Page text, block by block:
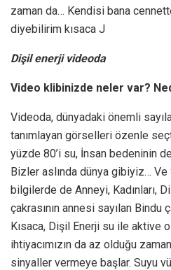
zaman da… Kendisi bana
diyebilirim kısaca J
Dişil enerji videoda
Video klibinizde neler var?
Videoda, dünyadaki önemli
tanımlayan görselleri özenle
yüzde 80’i su, İnsan bedeninin
Bizler aslında dünya gibiyiz…
bilgilerde de Anneyi, Kadınları,
çakrasının annesi sayılan Bindu
Kısaca, Dişil Enerji su ile aktive
ihtiyacımızın da az olduğu
sinyaller vermeye başlar. Suyu